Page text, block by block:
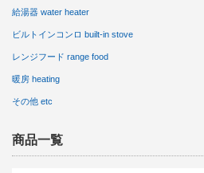
給湯器 water heater
ビルトインコンロ built-in stove
レンジフード range food
暖房 heating
その他 etc
商品一覧